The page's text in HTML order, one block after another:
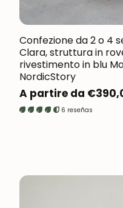
Confezione da 2 o 4
Clara, struttura in
rivestimento in blu
NordicStory
Prezzo
normale
A partire da
6 reseñas